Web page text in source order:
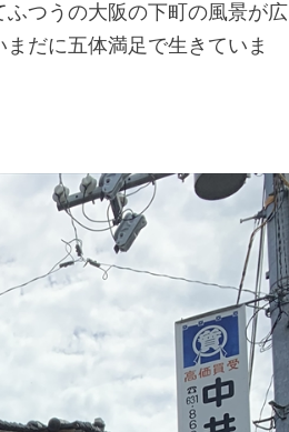
つうの大阪の下町の風景が広
だに五体満足で生きていま